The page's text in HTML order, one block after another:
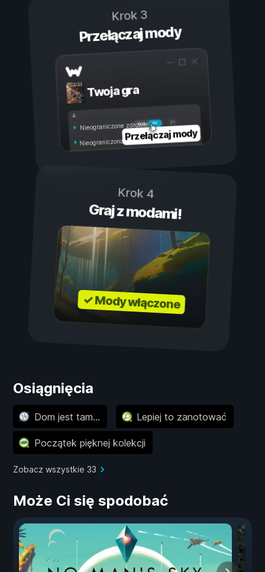
Krok 3
Przełączaj mody
Twoja gra
Wł.
Wył.
Nieograniczone zdrowie
Nieograniczona wytrzymałość
Przełączaj mody
Krok 4
Graj z modami!
✓ Mody włączone
Osiągnięcia
Dom jest tam... Lepiej to zanotować
Początek pięknej kolekcji
Zobacz wszystkie 33
Może Ci się spodobać